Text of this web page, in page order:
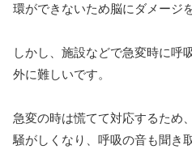
環ができないため脳にダメージ
しかし、施設などで急変時に呼
外に難しいです。
急変の時は慌てて対応するため
騒がしくなり、呼吸の音も聞き